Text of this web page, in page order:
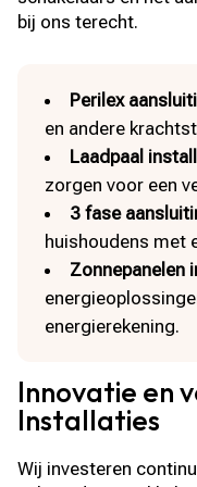
bij ons terecht.
Perilex
en andere
Laadpaal
zorgen voor een
3 fase
huishoudens met
Zonnepanelen
energierekening.
Innovatie en
Installaties
Wij investeren